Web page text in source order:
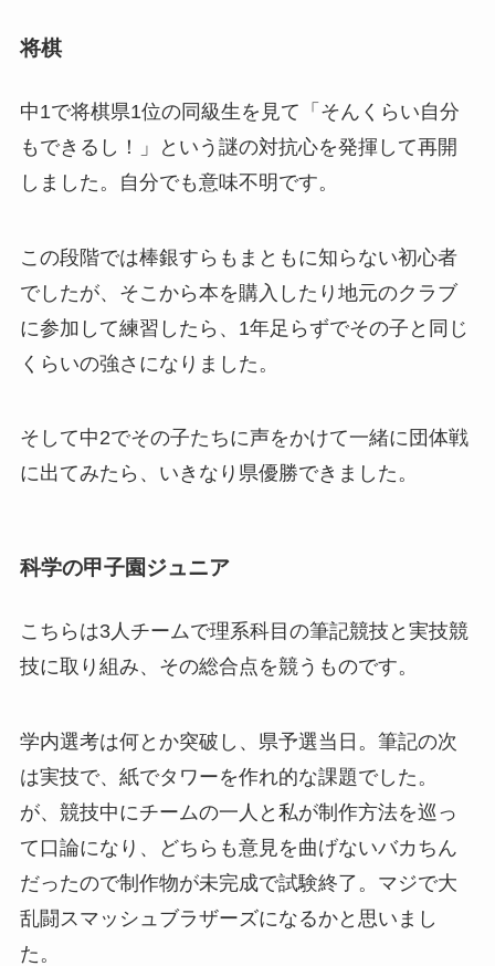
将棋
中1で将棋県1位の同級生を見て「そんくらい自分
もできるし！」という謎の対抗心を発揮して再開
しました。自分でも意味不明です。
この段階では棒銀すらもまともに知らない初心者
でしたが、そこから本を購入したり地元のクラブ
に参加して練習したら、1年足らずでその子と同じ
くらいの強さになりました。
そして中2でその子たちに声をかけて一緒に団体戦
に出てみたら、いきなり県優勝できました。
科学の甲子園ジュニア
こちらは3人チームで理系科目の筆記競技と実技競
技に取り組み、その総合点を競うものです。
学内選考は何とか突破し、県予選当日。筆記の次
は実技で、紙でタワーを作れ的な課題でした。
が、競技中にチームの一人と私が制作方法を巡っ
て口論になり、どちらも意見を曲げないバカちん
だったので制作物が未完成で試験終了。マジで大
乱闘スマッシュブラザーズになるかと思いまし
た。